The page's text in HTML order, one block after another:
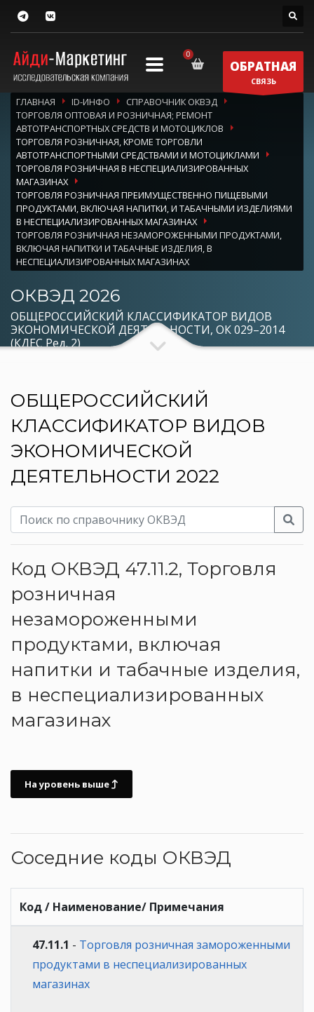
ОБРАТНАЯ
СВЯЗЬ
ГЛАВНАЯ ID-ИНФО
СПРАВОЧНИК ОКВЭД
ТОРГОВЛЯ ОПТОВАЯ И РОЗНИЧНАЯ; РЕМОНТ
АВТОТРАНСПОРТНЫХ СРЕДСТВ И МОТОЦИКЛОВ
ТОРГОВЛЯ РОЗНИЧНАЯ, КРОМЕ ТОРГОВЛИ
АВТОТРАНСПОРТНЫМИ СРЕДСТВАМИ И МОТОЦИКЛАМИ
ТОРГОВЛЯ РОЗНИЧНАЯ В НЕСПЕЦИАЛИЗИРОВАННЫХ
МАГАЗИНАХ
ТОРГОВЛЯ РОЗНИЧНАЯ ПРЕИМУЩЕСТВЕННО ПИЩЕВЫМИ
ПРОДУКТАМИ, ВКЛЮЧАЯ НАПИТКИ, И ТАБАЧНЫМИ ИЗДЕЛИЯМИ
В НЕСПЕЦИАЛИЗИРОВАННЫХ МАГАЗИНАХ
ТОРГОВЛЯ РОЗНИЧНАЯ НЕЗАМОРОЖЕННЫМИ ПРОДУКТАМИ,
ВКЛЮЧАЯ НАПИТКИ И ТАБАЧНЫЕ ИЗДЕЛИЯ, В
НЕСПЕЦИАЛИЗИРОВАННЫХ МАГАЗИНАХ
ОКВЭД 2026
ОБЩЕРОССИЙСКИЙ КЛАССИФИКАТОР ВИДОВ
ЭКОНОМИЧЕСКОЙ ДЕЯТЕЛЬНОСТИ, ОК 029–2014
(КДЕС Ред. 2)
ОБЩЕРОССИЙСКИЙ
КЛАССИФИКАТОР ВИДОВ
ЭКОНОМИЧЕСКОЙ
ДЕЯТЕЛЬНОСТИ 2022
Код ОКВЭД 47.11.2, Торговля
розничная
незамороженными
продуктами, включая
напитки и табачные изделия,
в неспециализированных
магазинах
На уровень выше
Соседние коды ОКВЭД
Код / Наименование/ Примечания
47.11.1 - Торговля розничная замороженными
продуктами в неспециализированных
магазинах